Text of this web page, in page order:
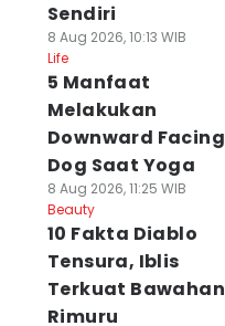
Sendiri
8 Aug 2026, 10:13 WIB
Life
5 Manfaat
Melakukan
Downward Facing
Dog Saat Yoga
8 Aug 2026, 11:25 WIB
Beauty
10 Fakta Diablo
Tensura, Iblis
Terkuat Bawahan
Rimuru